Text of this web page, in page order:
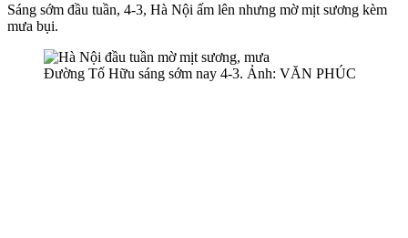
Sáng sớm đầu tuần, 4-3, Hà Nội ấm lên nhưng mờ mịt sương kèm
mưa bụi.
Đường Tố Hữu sáng sớm nay 4-3. Ảnh: VĂN PHÚC